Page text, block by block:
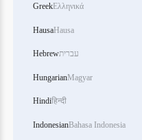
GreekΕλληνικά
HausaHausa
Hebrewעברית
HungarianMagyar
Hindiहिन्दी
IndonesianBahasa Indonesia